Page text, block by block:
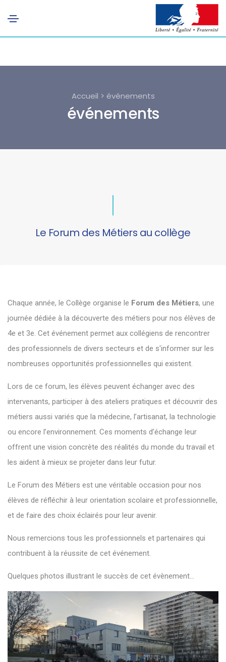
Accueil > événements
événements
Le Forum des Métiers au collège
Chaque année, le Collège organise le Forum des Métiers, une
journée dédiée à la découverte des métiers pour nos élèves de
4e et 3e. Cet événement permet aux collégiens de rencontrer
des professionnels de divers secteurs et de s'informer sur les
nombreuses opportunités professionnelles qui existent.
Lors de ce forum, les élèves peuvent échanger avec des
intervenants, participer à des ateliers pratiques et découvrir des
métiers aussi variés que la médecine, l’artisanat, la technologie
ou encore l’environnement. Ces moments d’échange leur
offrent une vision concrète des réalités du monde du travail et
les aident à mieux se projeter dans leur futur.
Le Forum des Métiers est une véritable occasion pour nos
élèves de réfléchir à leur orientation scolaire et professionnelle,
et de faire des choix éclairés pour leur avenir.
Nous remercions tous les professionnels et partenaires qui
contribuent à la réussite de cet événement.
Quelques photos illustrant le succès de cet évènement...